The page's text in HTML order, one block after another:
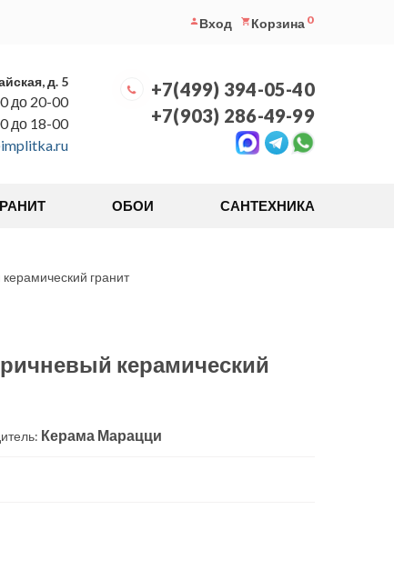
Вход Корзина 0
д. 5
до 20-00
до 18-00
+7(499) 394-05-40
+7(903) 286-49-99
ОБОИ САНТЕХНИКА
гранит
керамический
Керама Марацци